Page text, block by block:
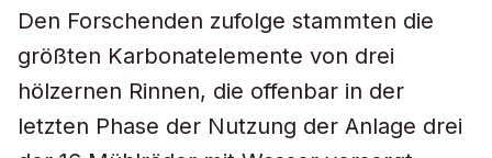
Den Forschenden zufolge stammten die
größten Karbonatelemente von drei
hölzernen Rinnen, die offenbar in der
letzten Phase der Nutzung der Anlage drei